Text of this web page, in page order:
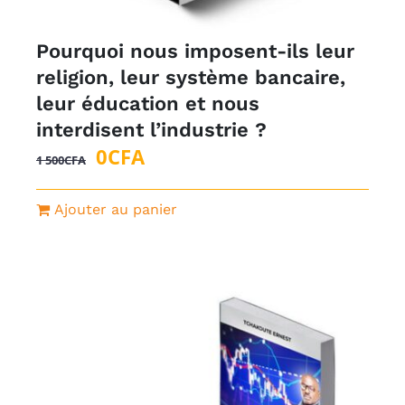
Pourquoi nous imposent-ils leur
religion, leur système bancaire,
leur éducation et nous
interdisent l’industrie ?
1 500CFA
Le
prix
initial
0CFALe
prix
actuel
Ajouter au panier